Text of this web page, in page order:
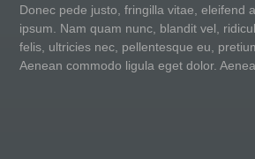
Donec pede justo, fringilla vitae, eleifend
ipsum. Nam quam nunc, blandit vel,
felis, ultricies nec, pellentesque eu,
Aenean commodo ligula eget dolor.